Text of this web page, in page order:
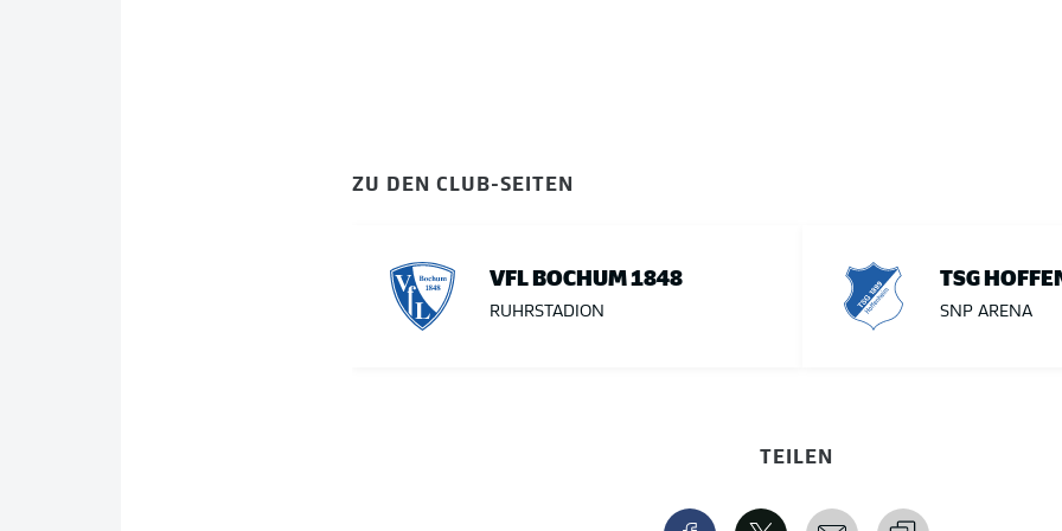
ZU DEN CLUB-SEITEN
VFL BOCHUM 1848
RUHRSTADION
TSG
SNP ARENA
TEILEN